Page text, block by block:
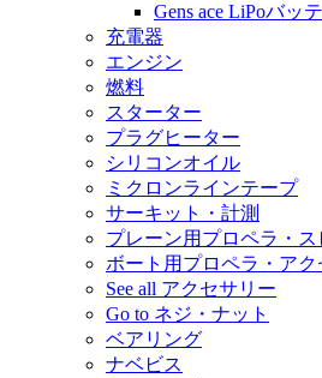
Gens ace LiPoバッ
充電器
エンジン
燃料
スターター
プラグヒーター
シリコンオイル
ミクロンラインテープ
サーキット・計測
プレーン用プロペラ・ス
ボート用プロペラ・アク
See all アクセサリー
Go to ネジ・ナット
ベアリング
ナベビス